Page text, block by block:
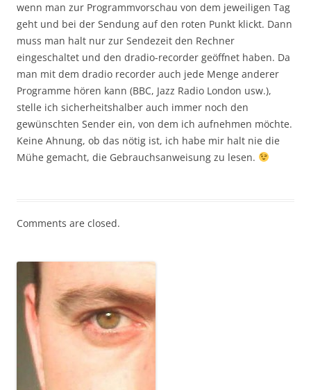
wenn man zur Programmvorschau von dem jeweiligen Tag
geht und bei der Sendung auf den roten Punkt klickt. Dann
muss man halt nur zur Sendezeit den Rechner
eingeschaltet und den dradio-recorder geöffnet haben. Da
man mit dem dradio recorder auch jede Menge anderer
Programme hören kann (BBC, Jazz Radio London usw.),
stelle ich sicherheitshalber auch immer noch den
gewünschten Sender ein, von dem ich aufnehmen möchte.
Keine Ahnung, ob das nötig ist, ich habe mir halt nie die
Mühe gemacht, die Gebrauchsanweisung zu lesen.
Comments are closed.